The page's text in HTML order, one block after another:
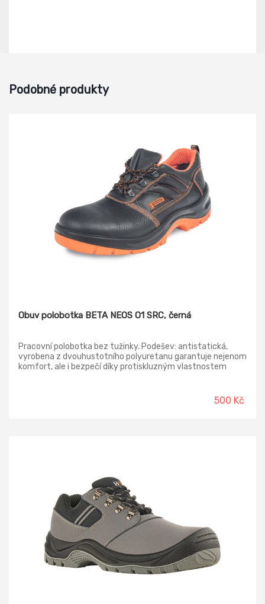
Podobné produkty
Obuv polobotka BETA NEOS O1 SRC, černá
Pracovní polobotka bez tužinky. Podešev: antistatická,
vyrobena z dvouhustotního polyuretanu garantuje nejenom
komfort, ale i bezpečí díky protiskluzným vlastnostem
500 Kč